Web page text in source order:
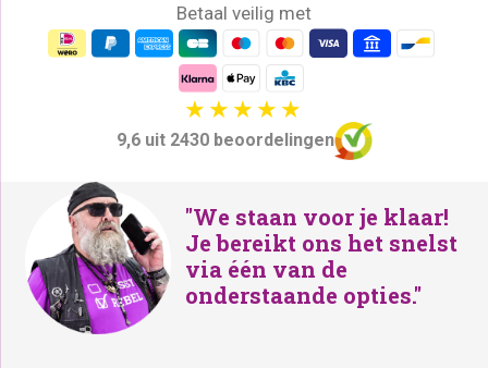
Betaal veilig met
9,6 uit 2430 beoordelingen
"We staan voor je klaar!
Je bereikt ons het snelst
via één van de
onderstaande opties."